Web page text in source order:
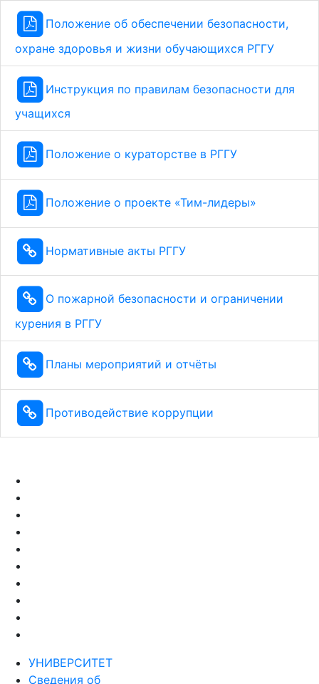
Положение об обеспечении безопасности,
охране здоровья и жизни обучающихся РГГУ
Инструкция по правилам безопасности для
учащихся
Положение о кураторстве в РГГУ
Положение о проекте «Тим-лидеры»
Нормативные акты РГГУ
О пожарной безопасности и ограничении
курения в РГГУ
Планы мероприятий и отчёты
Противодействие коррупции
УНИВЕРСИТЕТ
Сведения об